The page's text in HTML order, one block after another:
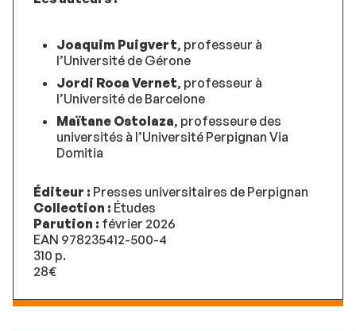
Joaquim Puigvert, professeur à
l’Université de Gérone
Jordi Roca Vernet, professeur à
l’Université de Barcelone
Maïtane Ostolaza, professeure des
universités à l’Université Perpignan Via
Domitia
Éditeur : Presses universitaires de Perpignan
Collection : Études
Parution : février 2026
EAN 978235412-500-4
310 p.
28€